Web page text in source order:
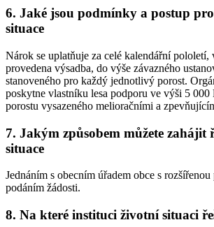
6. Jaké jsou podmínky a postup
situace
Nárok se uplatňuje za celé kalendářní pololetí,
provedena výsadba, do výše závazného
stanoveného pro každý jednotlivý porost.
poskytne vlastníku lesa podporu ve výši 5 000
porostu vysazeného melioračními a
7. Jakým způsobem můžete zahájit
situace
Jednáním s obecním úřadem obce s rozšířenou
podáním žádosti.
8. Na které instituci životní situaci